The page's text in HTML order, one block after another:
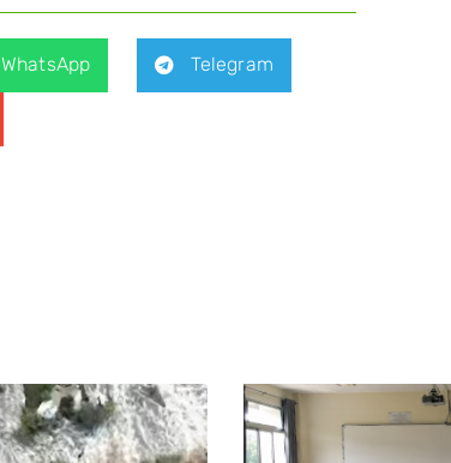
WhatsApp Telegram